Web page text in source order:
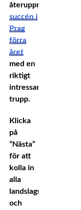
återupprepa
succén i
Prag
förra
året
med en
riktigt
intressant
trupp.
Klicka
på
”Nästa”
för att
kolla in
alla
landslagsfajters
och